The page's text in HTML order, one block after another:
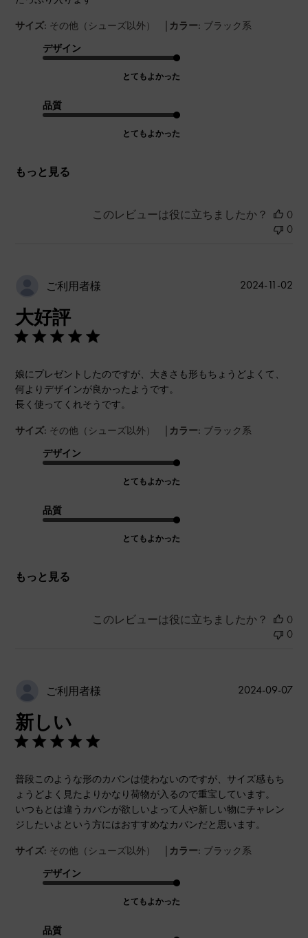
サイズ: その他（シューズ以外） | カラー: ブラック系
デザイン
とてもよかった
品質
とてもよかった
もっと見る
このレビューは役に立ちましたか？
0
0
ご利用者様
大好評
娘にプレゼントしたのですが、大きさも形もちょうどよくて、
何よりデザインが良かったようです。
長く使ってくれそうです。
サイズ: その他（シューズ以外） | カラー: ブラック系
デザイン
とてもよかった
品質
とてもよかった
もっと見る
公
2024-11-02
このレビューは役に立ちましたか？
0
0
ご利用者様
新しい
普段このような形のカバンは使わないのですが、サイズ感もち
ょうどよく見たよりかなり荷物が入るので重宝しています。
いつもとは違うカバンが欲しいよって人や新しい物にチャレン
ジしたいよという方にはおすすめなカバンだと思います。
サイズ: その他（シューズ以外） | カラー: ブラック系
デザイン
とてもよかった
品質
公
2024-09-07